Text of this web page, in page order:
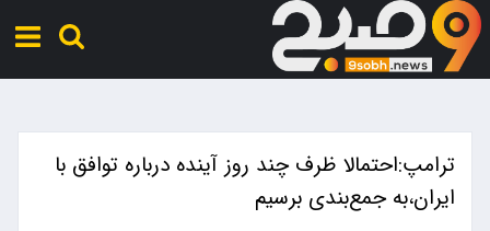
ترامپ:احتمالا ظرف چند روز آینده درباره توافق با
ایران،به جمع‌بندی برسیم